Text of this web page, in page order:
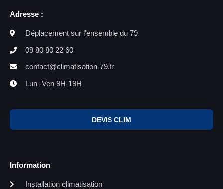
Adresse :
Déplacement sur l'ensemble du 79
09 80 80 22 60
contact@climatisation-79.fr
Lun -Ven 9H-19H
DEVIS CLIM
Information
Installation climatisation